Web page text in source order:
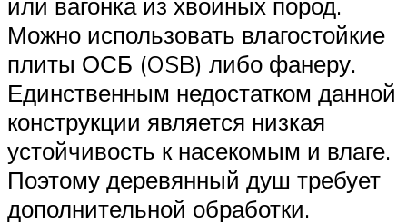
Можно использовать влагостойкие
плиты ОСБ (OSB) либо фанеру.
Единственным недостатком данной
конструкции является низкая
устойчивость к насекомым и влаге.
Поэтому деревянный душ требует
дополнительной обработки.